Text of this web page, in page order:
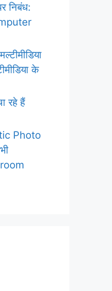
निबंध:
के
रहे हैं
Photo